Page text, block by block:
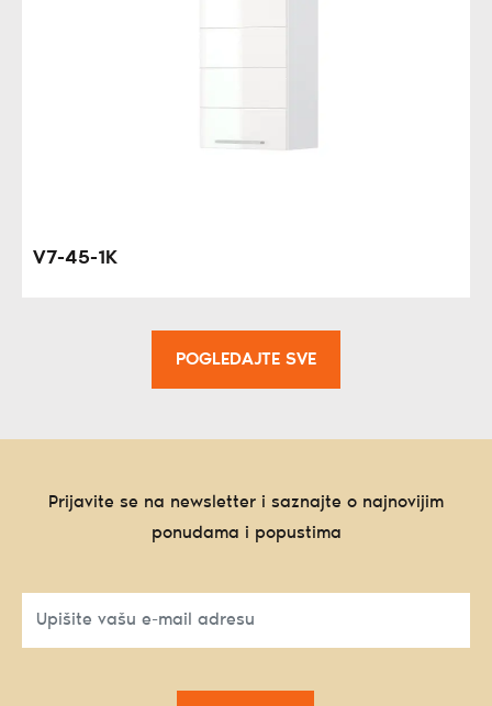
V7-45-1K
POGLEDAJTE SVE
Prijavite se na newsletter i saznajte o najnovijim
ponudama i popustima